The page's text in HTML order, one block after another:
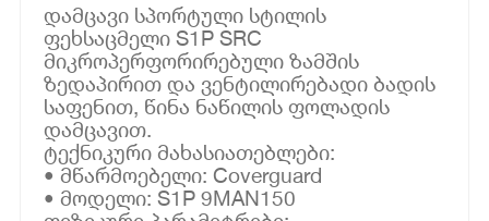
დამცავი სპორტული სტილის
ფეხსაცმელი S1P SRC
მიკროპერფორირებული ზამშის
ზედაპირით და ვენტილირებადი ბადის
საფენით, წინა ნაწილის ფოლადის
დამცავით.
ტექნიკური მახასიათებლები:
• მწარმოებელი: Coverguard
• მოდელი: S1P 9MAN150